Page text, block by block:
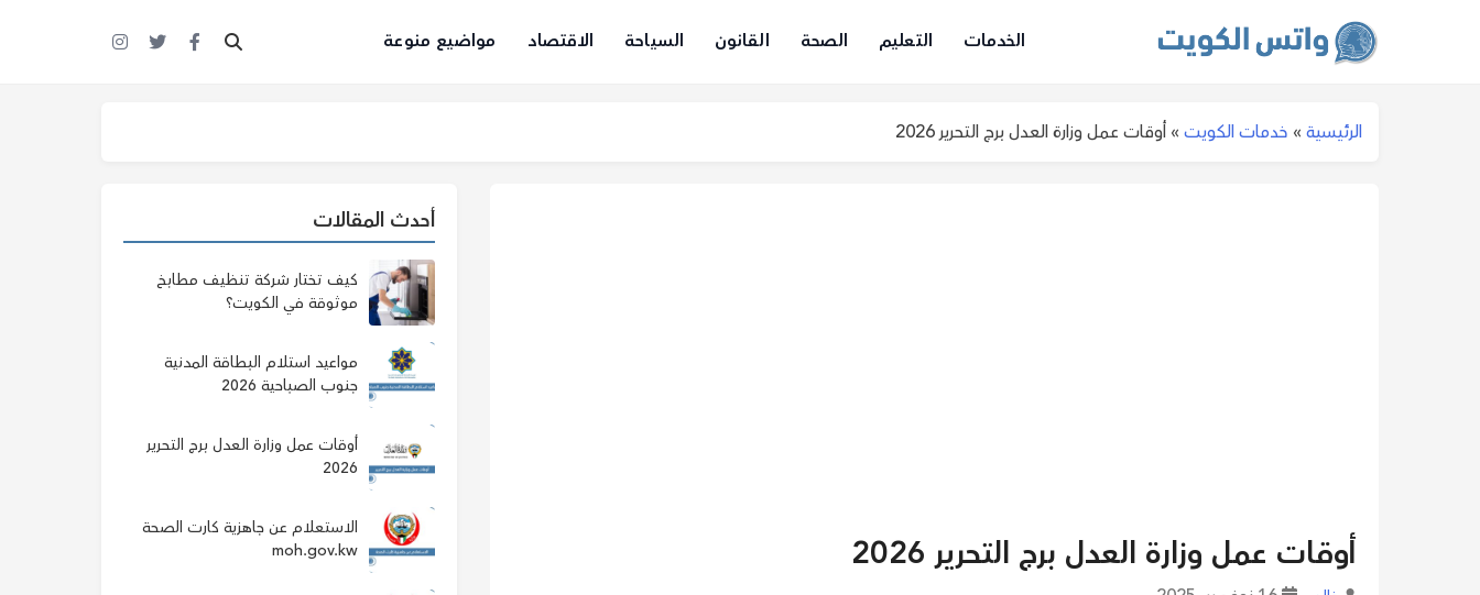
الخدمات التعليم الصحة القانون السياحة الاقتصاد مواضيع منوعة
الرئيسية » خدمات الكويت » أوقات عمل وزارة العدل برج التحرير 2026
أوقات عمل وزارة العدل برج التحرير 2026
أحدث المقالات
كيف تختار شركة تنظيف مطابخ
موثوقة في الكويت؟
مواعيد استلام البطاقة المدنية
جنوب الصباحية 2026
أوقات عمل وزارة العدل برج التحرير
2026
الاستعلام عن جاهزية كارت الصحة
moh.gov.kw